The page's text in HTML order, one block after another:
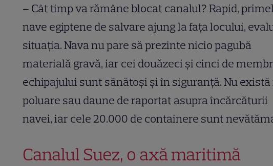
– Cât timp va rămâne blocat canalul? Rapid,
nave egiptene de salvare ajung la fața locului,
situația. Nava nu pare să prezinte nicio pagubă
materială gravă, iar cei douăzeci și cinci de
echipajului sunt sănătoși și în siguranță. Nu
poluare sau daune de raportat asupra încărcăturii
navei, iar cele 20.000 de containere sunt
Canalul Suez, o axă maritimă